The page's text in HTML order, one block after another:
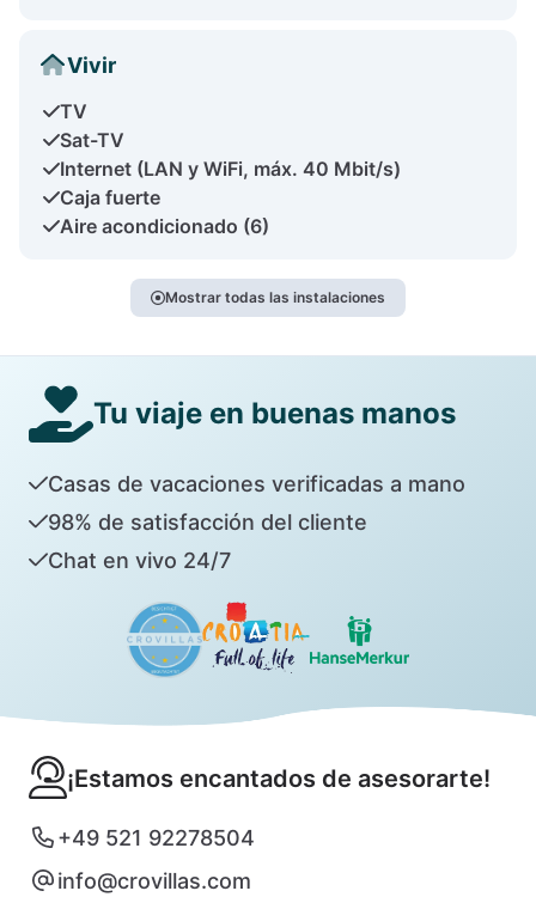
Vivir
TV
Sat-TV
Internet (LAN y WiFi, máx. 40 Mbit/s)
Caja fuerte
Aire acondicionado (6)
Mostrar todas las instalaciones
Tu viaje en buenas manos
Casas de vacaciones verificadas a mano
98% de satisfacción del cliente
Chat en vivo 24/7
¡Estamos encantados de asesorarte!
+49 521 92278504
info@crovillas.com